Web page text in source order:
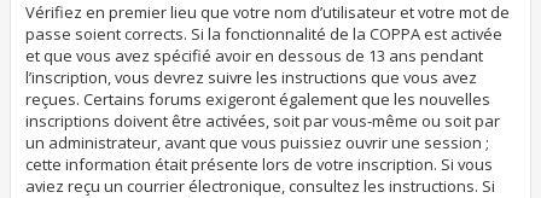
Vérifiez en premier lieu que votre nom d’utilisateur et votre mot de
passe soient corrects. Si la fonctionnalité de la COPPA est activée
et que vous avez spécifié avoir en dessous de 13 ans pendant
l’inscription, vous devrez suivre les instructions que vous avez
reçues. Certains forums exigeront également que les nouvelles
inscriptions doivent être activées, soit par vous-même ou soit par
un administrateur, avant que vous puissiez ouvrir une session ;
cette information était présente lors de votre inscription. Si vous
aviez reçu un courrier électronique, consultez les instructions. Si